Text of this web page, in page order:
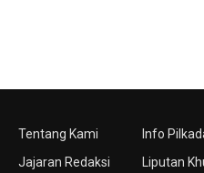
Tentang Kami
Jajaran Redaksi
Info
Liputan